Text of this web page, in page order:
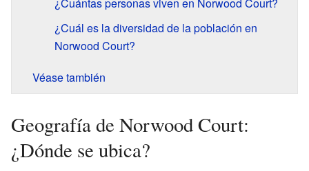
¿Cuál es la diversidad de la población en
Norwood Court?
Véase también
Geografía de Norwood Court:
¿Dónde se ubica?